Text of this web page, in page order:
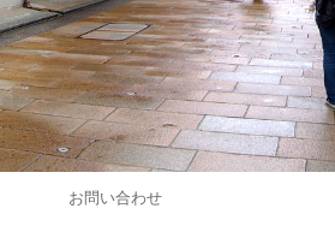
お問い合わせ